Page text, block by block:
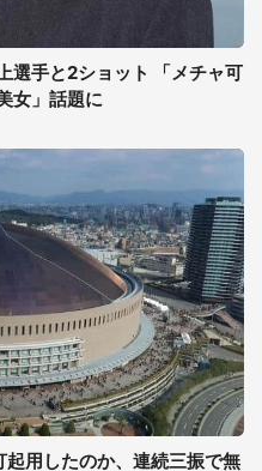
選手と2ショット 「メチャ可
女」話題に
起用したのか、連続三振で無